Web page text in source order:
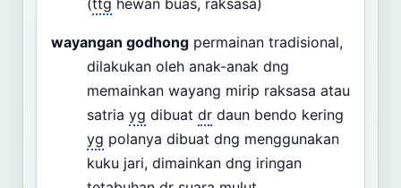
(ttg hewan buas, raksasa)
wayangan godhong permainan tradisional,
dilakukan oleh anak-anak dng
memainkan wayang mirip raksasa atau
satria yg dibuat dr daun bendo kering
yg polanya dibuat dng menggunakan
kuku jari, dimainkan dng iringan